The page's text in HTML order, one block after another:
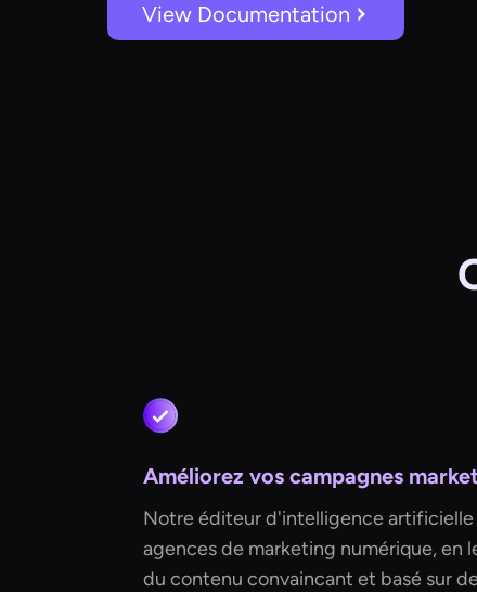
View Documentation
Améliorez vos campagnes
Notre éditeur d'intelligence artificielle
agences de marketing numérique, en
du contenu convaincant et basé sur